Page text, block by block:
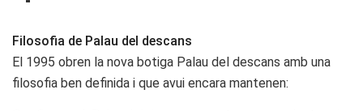
Filosofia de Palau del descans
El 1995 obren la nova botiga Palau del descans amb una
filosofia ben definida i que avui encara mantenen: